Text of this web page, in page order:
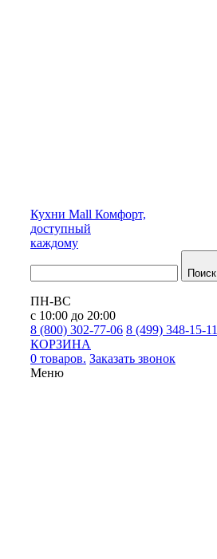
Кухни Mall Комфорт,
доступный
каждому
Поиск
ПН-ВС
с 10:00 до 20:00
8 (800) 302-77-06 8 (499) 348-15-11
КОРЗИНА
0 товаров. Заказать звонок
Меню